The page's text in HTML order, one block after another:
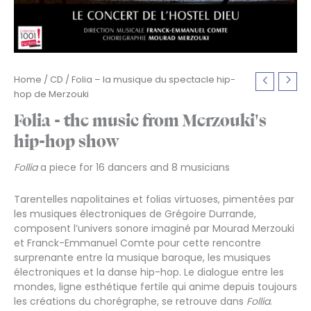
Home / CD / Folia – la musique du spectacle hip-
hop de Merzouki
Folia - the music from Merzouki's
hip-hop show
Folliaa piece for 16 dancers and 8 musicians
Tarentelles napolitaines et folias virtuoses, pimentées par
les musiques électroniques de Grégoire Durrande,
composent l’univers sonore imaginé par Mourad Merzouki
et Franck-Emmanuel Comte pour cette rencontre
surprenante entre la musique baroque, les musiques
électroniques et la danse hip-hop. Le dialogue entre les
mondes, ligne esthétique fertile qui anime depuis toujours
les créations du chorégraphe, se retrouve dans Follia.